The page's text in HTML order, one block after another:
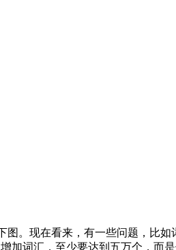
。现在看来，有一些问题，比
加词汇，至少要达到五万个，而